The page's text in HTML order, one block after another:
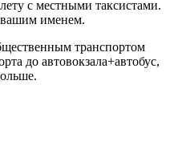
с местными таксистами.
вашим именем.
транспортом
до автовокзала+автобус,